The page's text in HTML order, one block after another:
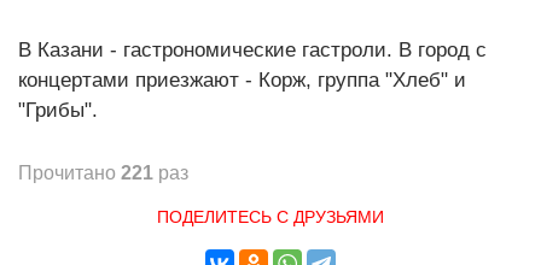
В Казани - гастрономические гастроли. В город с
концертами приезжают - Корж, группа "Хлеб" и
"Грибы".
Прочитано 221 раз
ПОДЕЛИТЕСЬ С ДРУЗЬЯМИ